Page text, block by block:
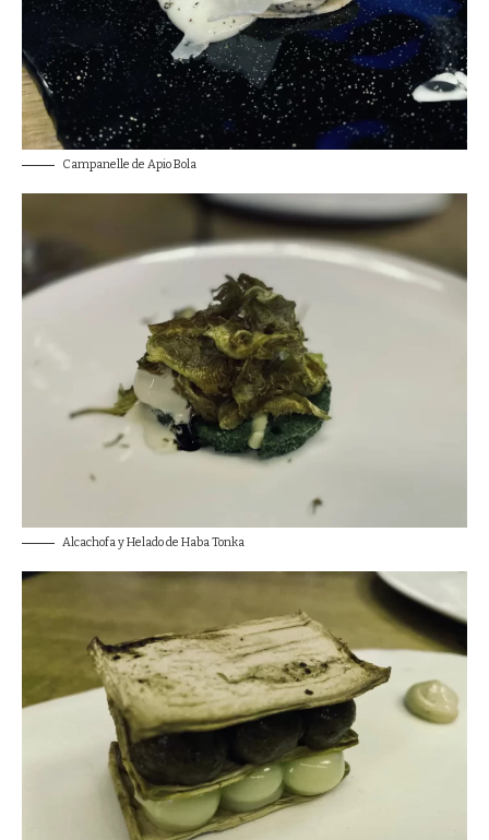
Campanelle de Apio Bola
Alcachofa y Helado de Haba Tonka